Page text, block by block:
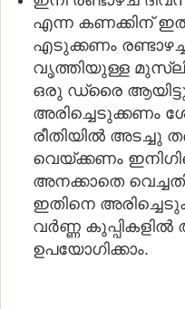
എന്ന കണക്കിന്
എടുക്കണം
വൃത്തിയുള്ള
ഒരു ഡ്രൈ
അരിച്ചെടുക്കണം
രീതിയിൽ അടച്ചു
വെയ്ക്കണം
അനക്കാതെ
ഇതിനെ
വർണ്ണ കുപ്പികളിൽ
ഉപയോഗിക്കാം.